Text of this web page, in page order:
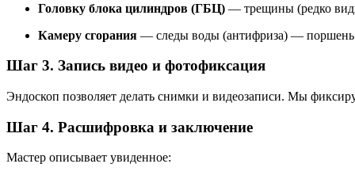
Головку блока цилиндров (ГБЦ) — трещины (редко
Камеру сгорания — следы воды (антифриза) —
Шаг 3. Запись видео и фотофиксация
Эндоскоп позволяет делать снимки и видеозаписи. Мы
Шаг 4. Расшифровка и заключение
Мастер описывает увиденное: